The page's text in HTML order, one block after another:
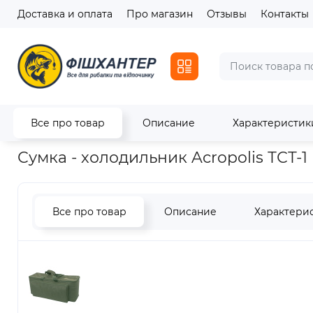
Доставка и оплата Про магазин Отзывы Контакты
Все про товар Описание
Главная Транспортировка и хранение Сумка -
Сумка - холодильник Acropolis ТСТ-1
Все про товар Описание